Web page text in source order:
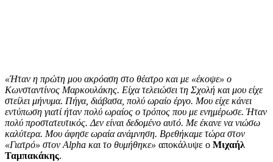
«Ήταν η πρώτη μου ακρόαση στο θέατρο και με «έκοψε» ο
Κωνσταντίνος Μαρκουλάκης. Είχα τελειώσει τη Σχολή και μου είχε
στείλει μήνυμα. Πήγα, διάβασα, πολύ ωραίο έργο. Μου είχε κάνει
εντύπωση γιατί ήταν πολύ ωραίος ο τρόπος που με ενημέρωσε. Ήταν
πολύ προστατευτικός. Δεν είναι δεδομένο αυτό. Με έκανε να νιώσω
καλύτερα. Μου άφησε ωραία ανάμνηση. Βρεθήκαμε τώρα στον
«Γιατρό» στον Alpha και το θυμήθηκε» αποκάλυψε ο Μιχαήλ
Ταμπακάκης.